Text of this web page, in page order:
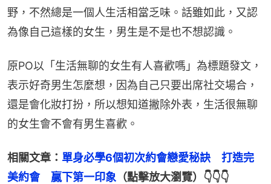
野，不然總是一個人生活相當乏味。話雖如此，又認
為像自己這樣的女生，男生是不是也不想認識。
原PO以「生活無聊的女生有人喜歡嗎」為標題發文，
表示好奇男生怎麼想，因為自己只要出席社交場合，
還是會化妝打扮，所以想知道撇除外表，生活很無聊
的女生會不會有男生喜歡。
相關文章： 單身必學6個初次約會戀愛秘訣　打造完
美約會　贏下第一印象 （點擊放大瀏覽）👇👇👇